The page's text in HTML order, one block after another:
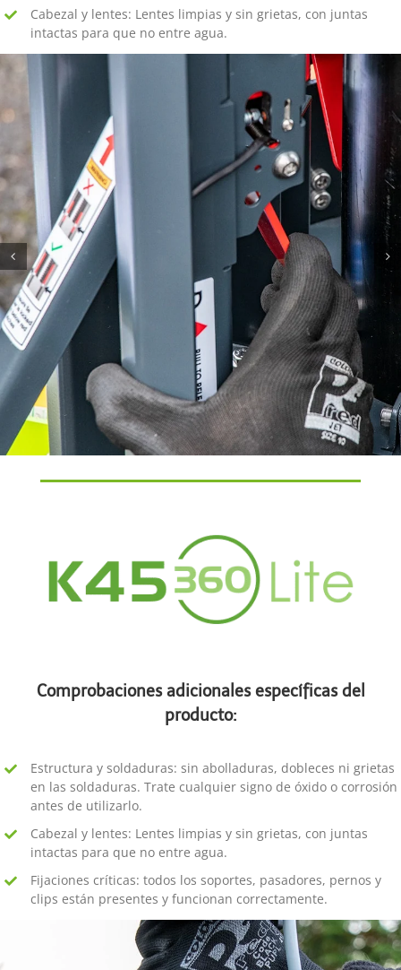
Cabezal y lentes: Lentes limpias y sin grietas, con juntas
intactas para que no entre agua.
Comprobaciones adicionales específicas del
producto:
Estructura y soldaduras: sin abolladuras, dobleces ni grietas
en las soldaduras. Trate cualquier signo de óxido o corrosión
antes de utilizarlo.
Cabezal y lentes: Lentes limpias y sin grietas, con juntas
intactas para que no entre agua.
Fijaciones críticas: todos los soportes, pasadores, pernos y
clips están presentes y funcionan correctamente.